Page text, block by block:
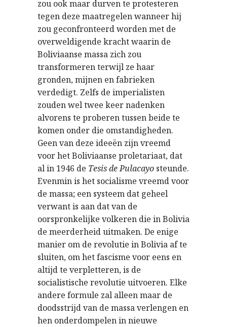
zou ook maar durven te protesteren
tegen deze maatregelen wanneer hij
zou geconfronteerd worden met de
overweldigende kracht waarin de
Boliviaanse massa zich zou
transformeren terwijl ze haar
gronden, mijnen en fabrieken
verdedigt. Zelfs de imperialisten
zouden wel twee keer nadenken
alvorens te proberen tussen beide te
komen onder die omstandigheden.
Geen van deze ideeën zijn vreemd
voor het Boliviaanse proletariaat, dat
al in 1946 de Tesis de Pulacayo steunde.
Evenmin is het socialisme vreemd voor
de massa; een systeem dat geheel
verwant is aan dat van de
oorspronkelijke volkeren die in Bolivia
de meerderheid uitmaken. De enige
manier om de revolutie in Bolivia af te
sluiten, om het fascisme voor eens en
altijd te verpletteren, is de
socialistische revolutie uitvoeren. Elke
andere formule zal alleen maar de
doodsstrijd van de massa verlengen en
hen onderdompelen in nieuwe